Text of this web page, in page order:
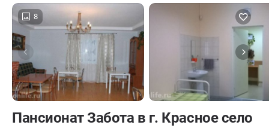
8
Пансионат Забота в г. Красное село